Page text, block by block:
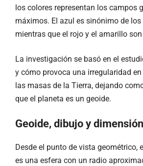
los colores representan los campos
máximos. El azul es sinónimo de
mientras que el rojo y el amarillo
La investigación se basó en el
y cómo provoca una irregularidad
las masas de la Tierra, dejando
que el planeta es un geoide.
Geoide, dibujo y dimensión
Desde el punto de vista geométrico,
es una esfera con un radio